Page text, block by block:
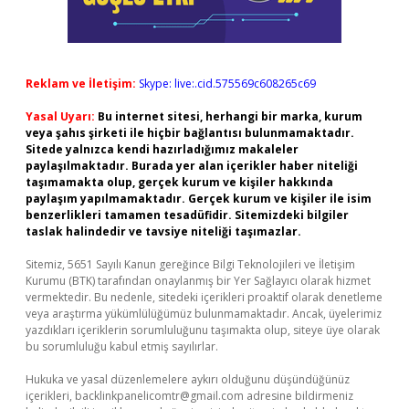
Reklam ve İletişim: Skype: live:.cid.575569c608265c69
Yasal Uyarı: Bu internet sitesi, herhangi bir marka, kurum
veya şahıs şirketi ile hiçbir bağlantısı bulunmamaktadır.
Sitede yalnızca kendi hazırladığımız makaleler
paylaşılmaktadır. Burada yer alan içerikler haber niteliği
taşımamakta olup, gerçek kurum ve kişiler hakkında
paylaşım yapılmamaktadır. Gerçek kurum ve kişiler ile isim
benzerlikleri tamamen tesadüfidir. Sitemizdeki bilgiler
taslak halindedir ve tavsiye niteliği taşımazlar.
Sitemiz, 5651 Sayılı Kanun gereğince Bilgi Teknolojileri ve İletişim
Kurumu (BTK) tarafından onaylanmış bir Yer Sağlayıcı olarak hizmet
vermektedir. Bu nedenle, sitedeki içerikleri proaktif olarak denetleme
veya araştırma yükümlülüğümüz bulunmamaktadır. Ancak, üyelerimiz
yazdıkları içeriklerin sorumluluğunu taşımakta olup, siteye üye olarak
bu sorumluluğu kabul etmiş sayılırlar.
Hukuka ve yasal düzenlemelere aykırı olduğunu düşündüğünüz
içerikleri, backlinkpanelicomtr@gmail.com adresine bildirmeniz